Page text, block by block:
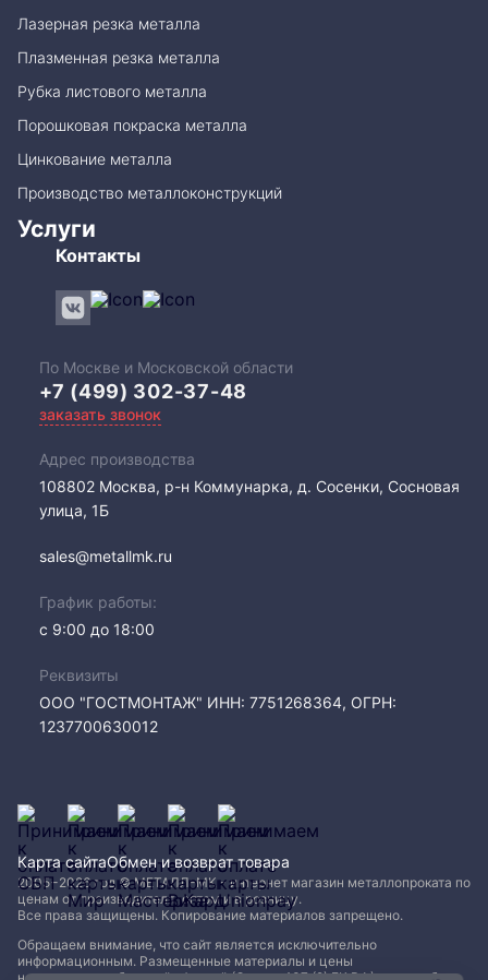
Лазерная резка металла
Плазменная резка металла
Рубка листового металла
Порошковая покраска металла
Цинкование металла
Производство металлоконструкций
Услуги
Контакты
По Москве и Московской области
+7 (499) 302-37-48
заказать звонок
Адрес производства
108802​ Москва, р-н Коммунарка, д. Сосенки, Сосновая
улица, 1Б
sales@metallmk.ru
График работы:
с 9:00 до 18:00
Реквизиты
ООО "ГОСТМОНТАЖ" ИНН: 7751268364, ОГРН:
1237700630012
2005−2026 год © МЕТАЛЛ-МК - интернет магазин металлопроката по
ценам от производителя, оптом и в розницу.
Все права защищены. Копирование материалов запрещено.
Обращаем внимание, что сайт является исключительно
информационным. Размещенные материалы и цены
Карта сайтаОбмен и возврат товара